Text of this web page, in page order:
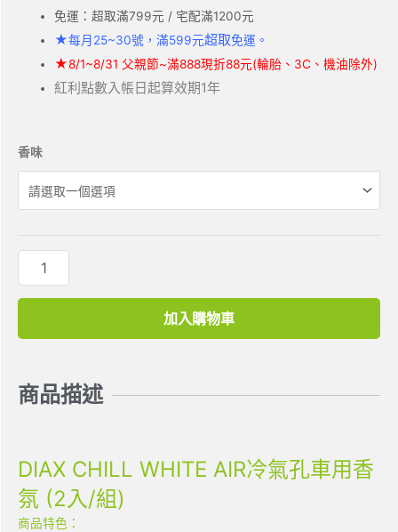
免運：超取滿799元 / 宅配滿1200元
★每月25~30號，滿599元超取免運。
★8/1~8/31 父親節~滿888現折88元(輪胎、3C、機油除外)
紅利點數入帳日起算效期1年
香味
加入購物車
商品描述
DIAX CHILL WHITE AIR冷氣孔車用香
氛 (2入/組)
商品特色：